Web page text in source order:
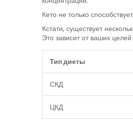
Кето не только
Кстати, существует
Это зависит от ваших
Тип диеты
СКД
ЦКД